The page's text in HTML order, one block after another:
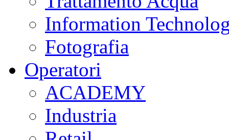
Information
Fotografia
Operatori
ACADEMY
Industria